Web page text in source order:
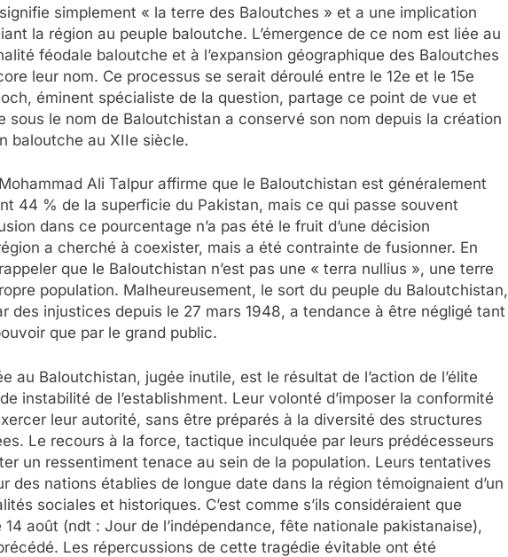
simplement « la terre des Baloutches » et a une implication
la région au peuple baloutche. L’émergence de ce nom est liée au
féodale baloutche et à l’expansion géographique des Baloutches
leur nom. Ce processus se serait déroulé entre le 12e et le 15e
éminent spécialiste de la question, partage ce point de vue et
sous le nom de Baloutchistan a conservé son nom depuis la création
baloutche au XIIe siècle.
Ali Talpur affirme que le Baloutchistan est généralement
44 % de la superficie du Pakistan, mais ce qui passe souvent
dans ce pourcentage n’a pas été le fruit d’une décision
a cherché à coexister, mais a été contrainte de fusionner. En
que le Baloutchistan n’est pas une « terra nullius », une terre
population. Malheureusement, le sort du peuple du Baloutchistan,
des injustices depuis le 27 mars 1948, a tendance à être négligé tant
que par le grand public.
au Baloutchistan, jugée inutile, est le résultat de l’action de l’élite
instabilité de l’establishment. Leur volonté d’imposer la conformité
leur autorité, sans être préparés à la diversité des structures
Le recours à la force, tactique inculquée par leurs prédécesseurs
un ressentiment tenace au sein de la population. Leurs tentatives
des nations établies de longue date dans la région témoignaient d’un
sociales et historiques. C’est comme s’ils considéraient que
août (ndt : Jour de l’indépendance, fête nationale pakistanaise),
Les répercussions de cette tragédie évitable ont été